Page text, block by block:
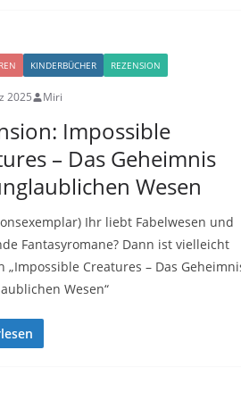
KINDERBÜCHER REZENSION
2025 Miri
Impossible
– Das Geheimnis
Wesen
Ihr liebt Fabelwesen und
Fantasyromane? Dann ist vielleicht
„Impossible Creatures – Das
Wesen“